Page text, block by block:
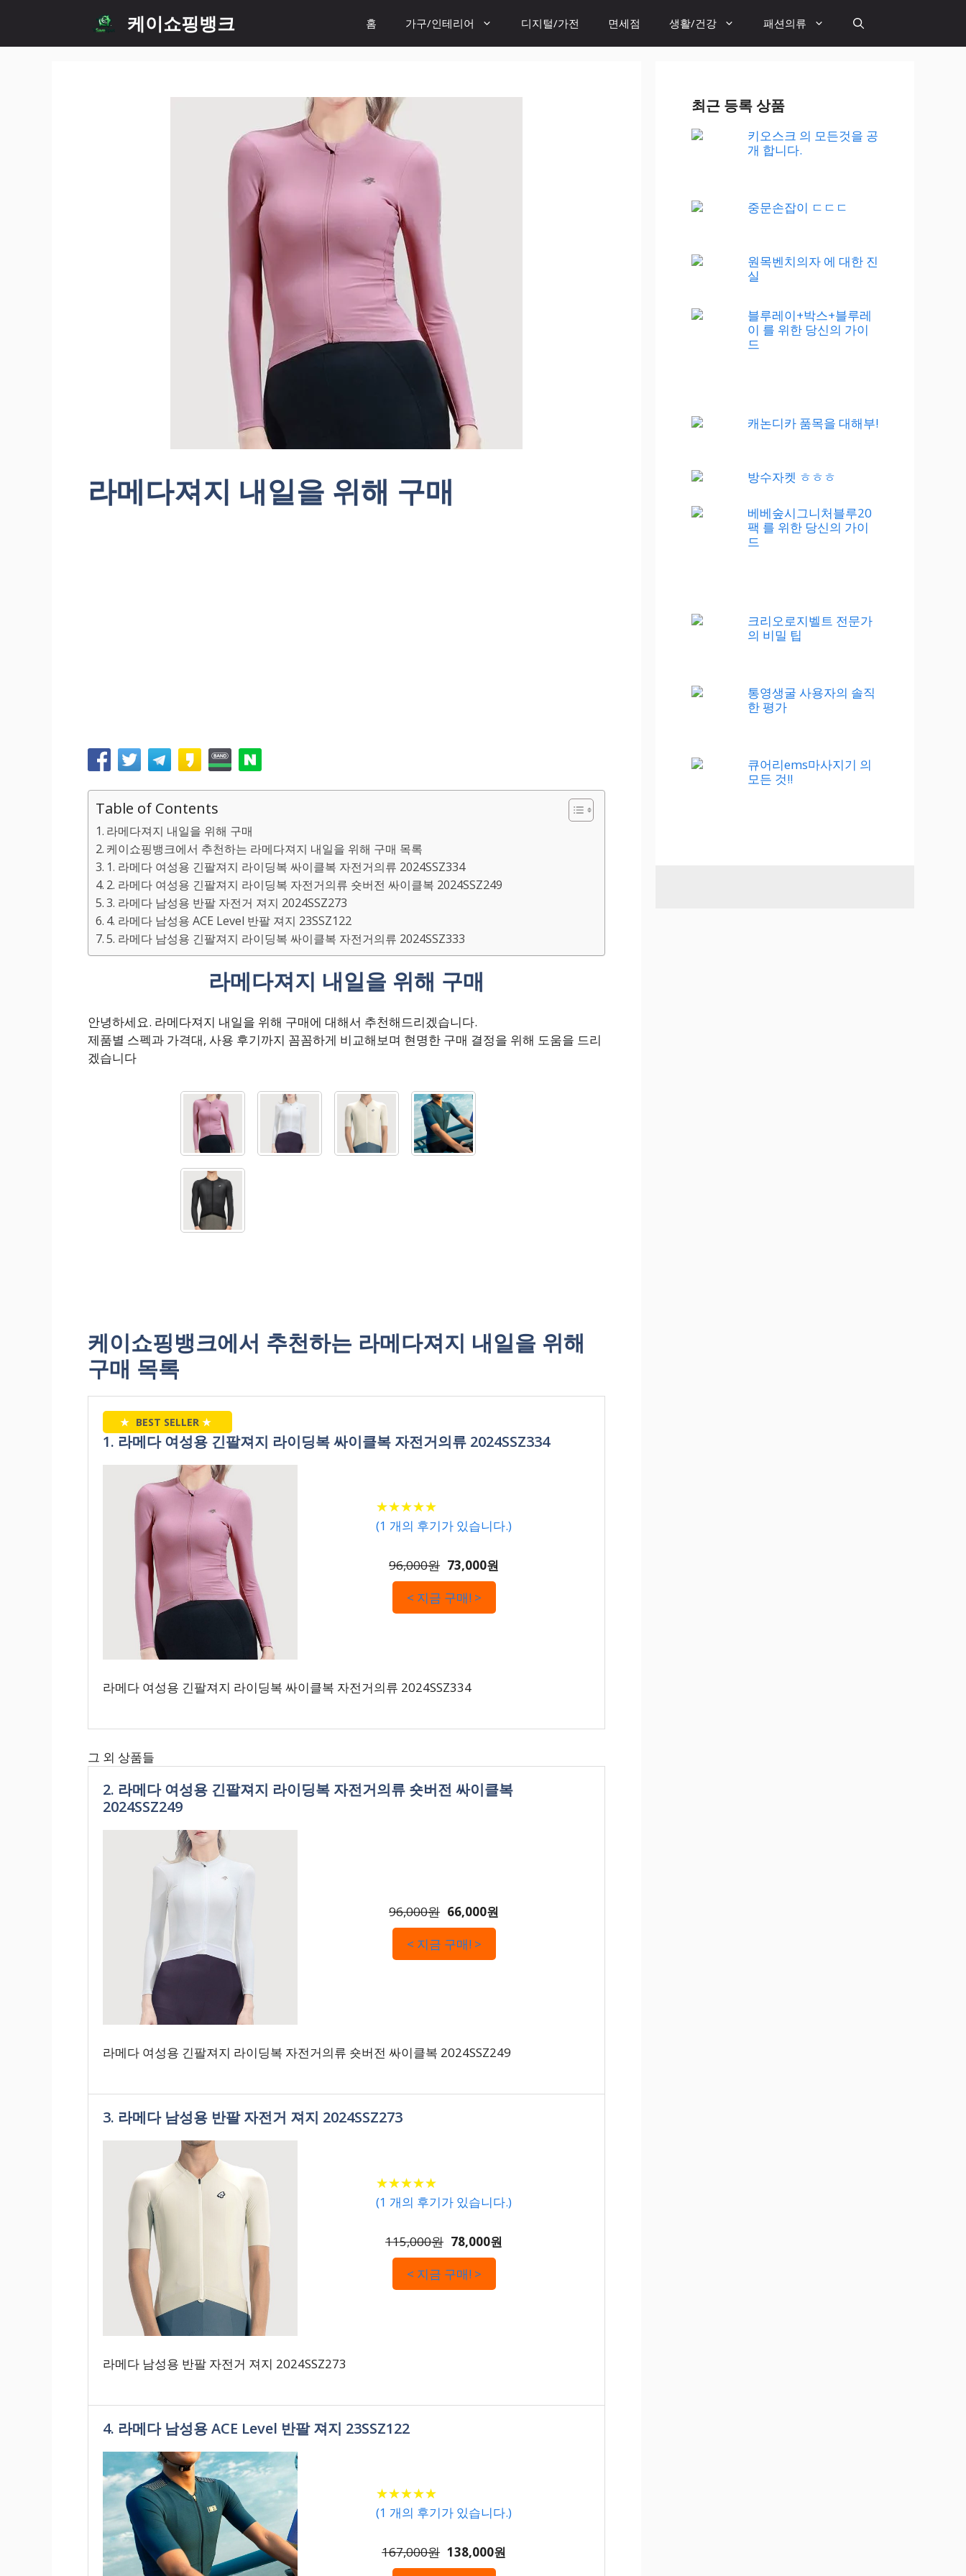
content
케이쇼핑뱅크 홈 가구/인테리어 디지털/가전 면세점 생활/건강 패션의류
라메다져지 내일을 위해 구매
Table of Contents
라메다져지 내일을 위해 구매
케이쇼핑뱅크에서 추천하는 라메다져지 내일을 위해 구매 목록
1. 라메다 여성용 긴팔져지 라이딩복 싸이클복 자전거의류 2024SSZ334
2. 라메다 여성용 긴팔져지 라이딩복 자전거의류 숏버전 싸이클복 2024SSZ249
3. 라메다 남성용 반팔 자전거 져지 2024SSZ273
4. 라메다 남성용 ACE Level 반팔 져지 23SSZ122
5. 라메다 남성용 긴팔져지 라이딩복 싸이클복 자전거의류 2024SSZ333
라메다져지 내일을 위해 구매
안녕하세요. 라메다져지 내일을 위해 구매에 대해서 추천해드리겠습니다.
제품별 스펙과 가격대, 사용 후기까지 꼼꼼하게 비교해보며 현명한 구매 결정을 위해 도움을 드리
겠습니다
케이쇼핑뱅크에서 추천하는 라메다져지 내일을 위해
구매 목록
★ BEST SELLER ★
1. 라메다 여성용 긴팔져지 라이딩복 싸이클복 자전거의류 2024SSZ334
★★★★★
★★★★★
(1 개의 후기가 있습니다.)
96,000원 73,000원
< 지금 구매! >
라메다 여성용 긴팔져지 라이딩복 싸이클복 자전거의류 2024SSZ334
그 외 상품들
2. 라메다 여성용 긴팔져지 라이딩복 자전거의류 숏버전 싸이클복
2024SSZ249
96,000원 66,000원
< 지금 구매! >
라메다 여성용 긴팔져지 라이딩복 자전거의류 숏버전 싸이클복 2024SSZ249
3. 라메다 남성용 반팔 자전거 져지 2024SSZ273
★★★★★
★★★★★
(1 개의 후기가 있습니다.)
115,000원 78,000원
< 지금 구매! >
라메다 남성용 반팔 자전거 져지 2024SSZ273
4. 라메다 남성용 ACE Level 반팔 져지 23SSZ122
★★★★★
★★★★★
(1 개의 후기가 있습니다.)
167,000원 138,000원
최근 등록 상품
키오스크 의 모든것을 공
개 합니다.
중문손잡이 ㄷㄷㄷ
원목벤치의자 에 대한 진
실
블루레이+박스+블루레
이 를 위한 당신의 가이
드
캐논디카 품목을 대해부!
방수자켓 ㅎㅎㅎ
베베숲시그니처블루20
팩 를 위한 당신의 가이
드
크리오로지벨트 전문가
의 비밀 팁
통영생굴 사용자의 솔직
한 평가
큐어리ems마사지기 의
모든 것!!